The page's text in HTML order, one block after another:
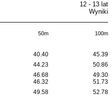
12 - 13 lat
Wyniki
50m 100m
40.40
45.39
44.23
50.86
46.68
49.30
46.32
51.73
49.58
52.78